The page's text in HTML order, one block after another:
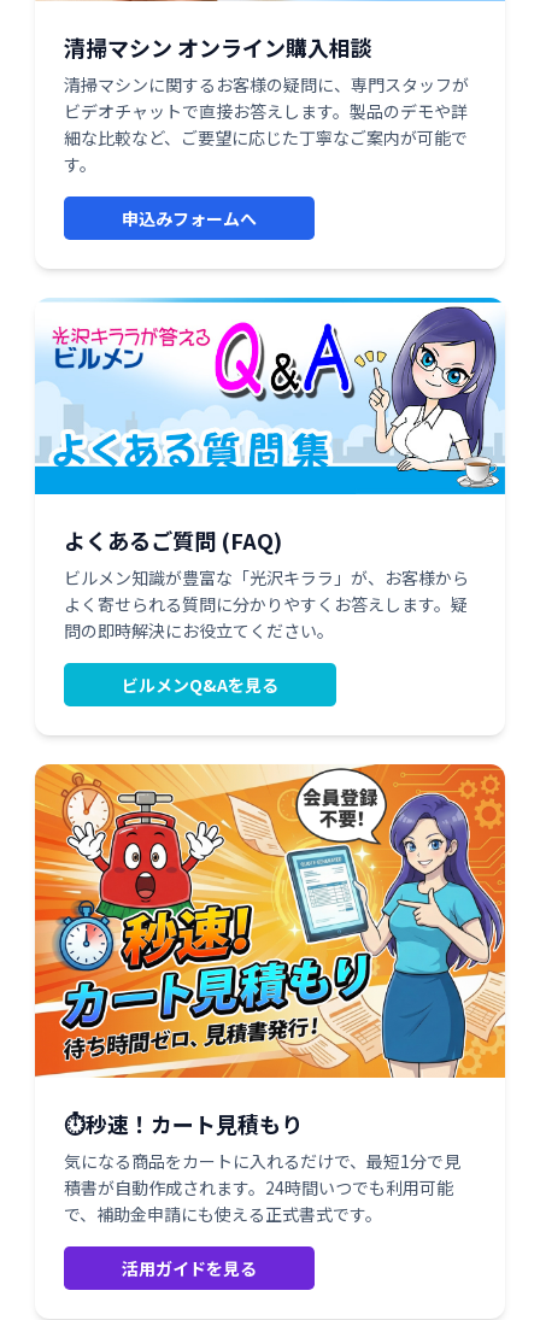
清掃マシン オンライン購入相談
清掃マシンに関するお客様の疑問に、専門スタッフが
ビデオチャットで直接お答えします。製品のデモや詳
細な比較など、ご要望に応じた丁寧なご案内が可能で
す。
申込みフォームへ
よくあるご質問 (FAQ)
ビルメン知識が豊富な「光沢キララ」が、お客様から
よく寄せられる質問に分かりやすくお答えします。疑
問の即時解決にお役立てください。
ビルメンQ&Aを見る
⏱️秒速！カート見積もり
気になる商品をカートに入れるだけで、最短1分で見
積書が自動作成されます。24時間いつでも利用可能
で、補助金申請にも使える正式書式です。
活用ガイドを見る